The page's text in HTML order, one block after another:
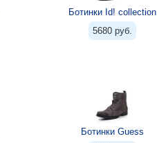
Ботинки Id! collection
5680 руб.
Ботинки Guess